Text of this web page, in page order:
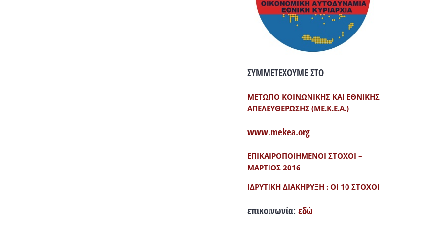
ΣΥΜΜΕΤΕΧΟΥΜΕ ΣΤΟ
ΜΕΤΩΠΟ ΚΟΙΝΩΝΙΚΗΣ ΚΑΙ ΕΘΝΙΚΗΣ
ΑΠΕΛΕΥΘΕΡΩΣΗΣ (ΜΕ.Κ.Ε.Α.)
www.mekea.org
ΕΠΙΚΑΙΡΟΠΟΙΗΜΕΝΟΙ ΣΤΟΧΟΙ –
ΜΑΡΤΙΟΣ 2016
ΙΔΡΥΤΙΚΗ ΔΙΑΚΗΡΥΞΗ : ΟΙ 10 ΣΤΟΧΟΙ
επικοινωνία: εδώ